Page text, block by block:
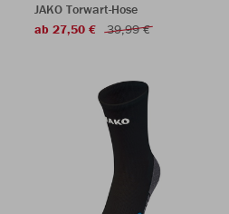
JAKO Torwart-Hose
ab 27,50 €
39,99 €